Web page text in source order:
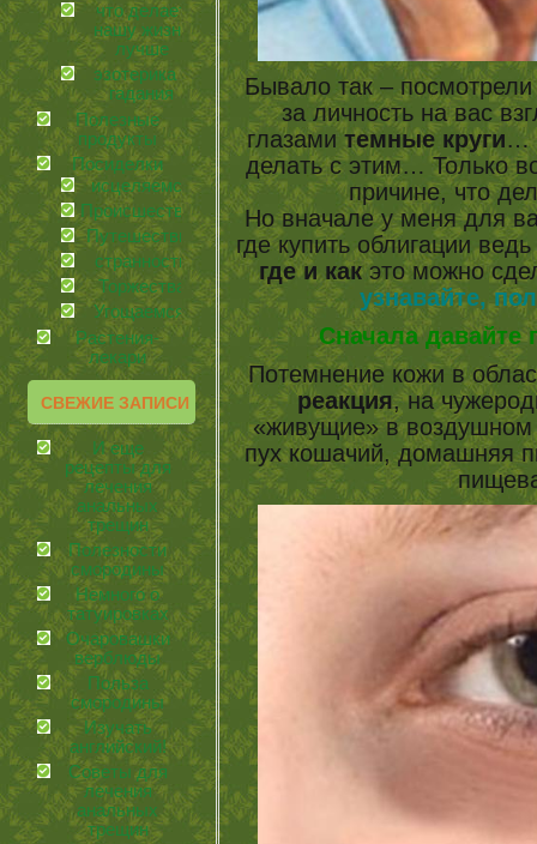
что делает
нашу жизнь
лучше
эзотерика и
гадания
Полезные
продукты
Посиделки
иcцеляемся
Происшествия
Путешествия
странности
Торжества
Угощаемся!
Растения-
лекари
СВЕЖИЕ ЗАПИСИ
И еще
рецепты для
лечения
анальных
трещин
Полезности
смородины
Немного о
татуировках
Очаровашки
верблюды
Польза
смородины
Изучать
английский!
Советы для
лечения
анальных
трещин
Бывало так –
за личность на вас
глазамитемные круги…
делать с этим… Только
причине, что
Но вначале у меня для
где купить облигации
где и какэто можно
узнавайте,
Сначала давайте
Потемнение кожи в
реакция, на
«живущие» в воздушном
пух кошачий, домашняя